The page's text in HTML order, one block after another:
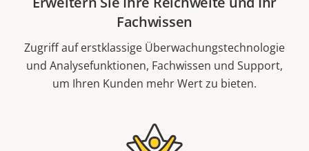
Fachwissen
Zugriff auf erstklassige Überwachungstechnologie
und Analysefunktionen, Fachwissen und Support,
um Ihren Kunden mehr Wert zu bieten.